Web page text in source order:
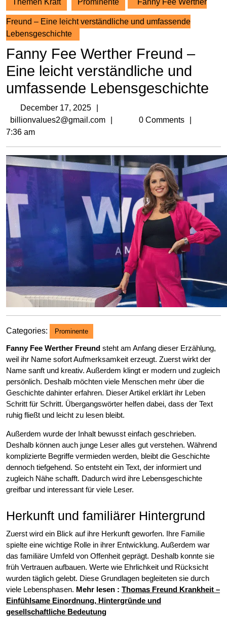
Themen Kraft Prominente Fanny Fee Werther
Freund – Eine leicht verständliche und umfassende
Lebensgeschichte
Fanny Fee Werther Freund –
Eine leicht verständliche und
umfassende Lebensgeschichte
December 17, 2025
17,
billionvalues2@gmail.com billionvalues2@gmail.com
0 Comments
7:36 am
Categories: Prominente
Fanny Fee Werther Freund steht am Anfang dieser Erzählung,
weil ihr Name sofort Aufmerksamkeit erzeugt. Zuerst wirkt der
Name sanft und kreativ. Außerdem klingt er modern und zugleich
persönlich. Deshalb möchten viele Menschen mehr über die
Geschichte dahinter erfahren. Dieser Artikel erklärt ihr Leben
Schritt für Schritt. Übergangswörter helfen dabei, dass der Text
ruhig fließt und leicht zu lesen bleibt.
Außerdem wurde der Inhalt bewusst einfach geschrieben.
Deshalb können auch junge Leser alles gut verstehen. Während
komplizierte Begriffe vermieden werden, bleibt die Geschichte
dennoch tiefgehend. So entsteht ein Text, der informiert und
zugleich Nähe schafft. Dadurch wird ihre Lebensgeschichte
greifbar und interessant für viele Leser.
Herkunft und familiärer Hintergrund
Zuerst wird ein Blick auf ihre Herkunft geworfen. Ihre Familie
spielte eine wichtige Rolle in ihrer Entwicklung. Außerdem war
das familiäre Umfeld von Offenheit geprägt. Deshalb konnte sie
früh Vertrauen aufbauen. Werte wie Ehrlichkeit und Rücksicht
wurden täglich gelebt. Diese Grundlagen begleiteten sie durch
viele Lebensphasen. Mehr lesen : Thomas Freund Krankheit –
Einfühlsame Einordnung, Hintergründe und
gesellschaftliche Bedeutung